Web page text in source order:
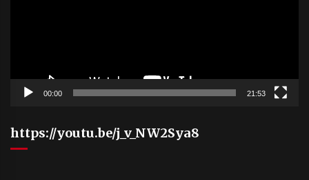
00:00 21:53
https://youtu.be/j_v_NW2Sya8